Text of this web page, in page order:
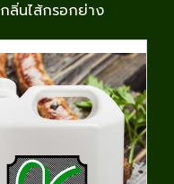
กลิ่นไส้กรอกย่าง